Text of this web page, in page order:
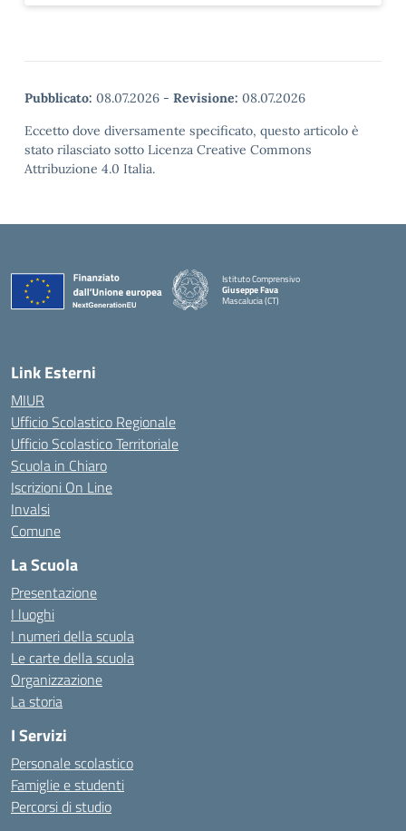
Pubblicato: 08.07.2026 - Revisione: 08.07.2026
Eccetto dove diversamente specificato, questo articolo è
stato rilasciato sotto Licenza Creative Commons
Attribuzione 4.0 Italia.
Istituto Comprensivo
Giuseppe Fava
Mascalucia (CT)
Link Esterni
MIUR
Ufficio Scolastico Regionale
Ufficio Scolastico Territoriale
Scuola in Chiaro
Iscrizioni On Line
Invalsi
Comune
La Scuola
Presentazione
I luoghi
I numeri della scuola
Le carte della scuola
Organizzazione
La storia
I Servizi
Personale scolastico
Famiglie e studenti
Percorsi di studio